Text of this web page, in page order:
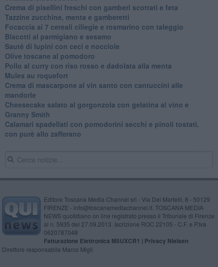
Crema di pisellini freschi con gamberi scottati e feta
Tazzine zucchine, menta e gamberetti
Focaccia ai 7 cereali ciliegie e rosmarino con taleggio
Biscotti al parmigiano e sesamo
Sauté di lupini con ceci e nocciole
Olive toscane al pomodoro
Pollo al curry con riso rosso e dadolata alla menta
Mules au roquefort
Crema di mascarpone al vin santo con cantuccini alle
mandorle
Cheesecake salato al gorgonzola con gelatina al vino e
Granny Smith
Calamari spadellati con pomodorini secchi e pinoli tostati,
con purè allo zafferano
Editore Toscana Media Channel srl - Via Dei Martelli, 8 - 50129
FIRENZE - info@toscanamediachannel.it. TOSCANA MEDIA
NEWS quotidiano on line registrato presso il Tribunale di Firenze
al n. 5935 del 27.09.2013. Iscrizione ROC 22105 - C.F. e P.Iva
0620787048
Fatturazione Elettronica M5UXCR1 | Privacy Nielsen
Direttore responsabile Marco Migli